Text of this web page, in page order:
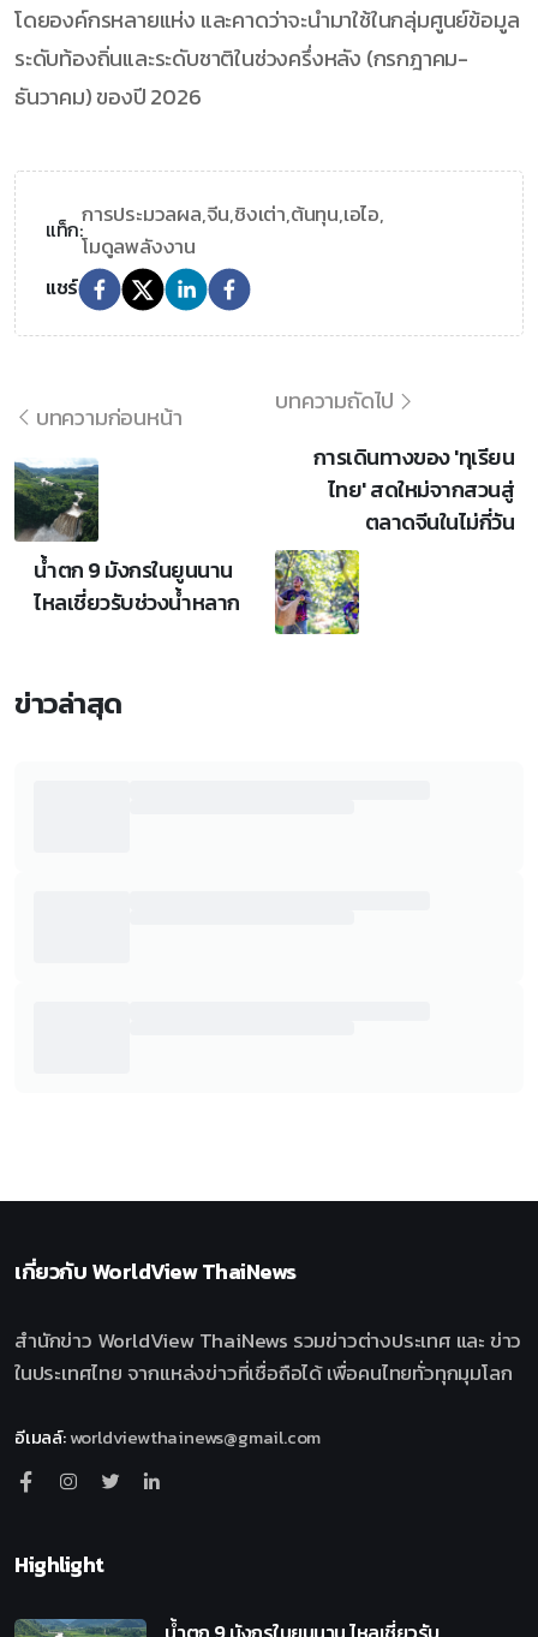
โดยองค์กรหลายแห่ง และคาดว่าจะนำมาใช้ในกลุ่มศูนย์ข้อมูล
ระดับท้องถิ่นและระดับชาติในช่วงครึ่งหลัง (กรกฎาคม-
ธันวาคม) ของปี 2026
แท็ก:การประมวลผล,จีน,ชิงเต่า,ต้นทุน,เอไอ,
โมดูลพลังงาน
แชร์
บทความก่อนหน้า
น้ำตก 9 มังกรในยูนนาน
ไหลเชี่ยวรับช่วงน้ำหลาก
บทความถัดไป
การเดินทางของ 'ทุเรียน
ไทย' สดใหม่จากสวนสู่
ตลาดจีนในไม่กี่วัน
ข่าวล่าสุด
เกี่ยวกับWorldView ThaiNews
สำนักข่าว WorldView ThaiNews รวมข่าวต่างประเทศ และ ข่าว
ในประเทศไทย จากแหล่งข่าวที่เชื่อถือได้ เพื่อคนไทยทั่วทุกมุมโลก
อีเมลล์:worldviewthainews@gmail.com
Highlight